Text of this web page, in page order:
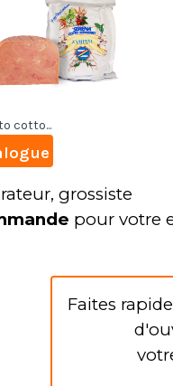
cotto...
grossiste
pour votre
Faites